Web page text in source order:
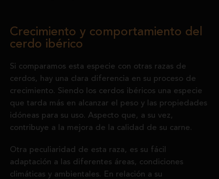
Crecimiento y comportamiento del
cerdo ibérico
Si comparamos esta especie con otras razas de
cerdos, hay una clara diferencia en su proceso de
crecimiento. Siendo los cerdos ibéricos una especie
que tarda más en alcanzar el peso y las propiedades
idóneas para su uso. Aspecto que, a su vez,
contribuye a la mejora de la calidad de su carne.
Otra peculiaridad de esta raza, es su fácil
adaptación a las diferentes áreas, condiciones
climáticas y ambientales. En relación a su